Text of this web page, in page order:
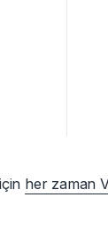
her zaman